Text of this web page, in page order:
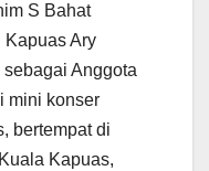
S Bahat
Ary
Anggota
mini konser
bertempat di
Kapuas,